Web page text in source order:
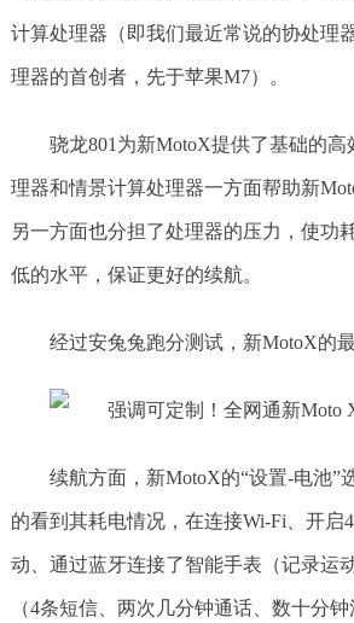
计算处理器（即我们最近常说的协处理
理器的首创者，先于苹果M7）。
骁龙801为新MotoX提供了基础的
理器和情景计算处理器一方面帮助新
另一方面也分担了处理器的压力，使功
低的水平，保证更好的续航。
经过安兔兔跑分测试，新MotoX的最
续航方面，新MotoX的“设置-电池”
的看到其耗电情况，在连接Wi-Fi、开启
动、通过蓝牙连接了智能手表（记录运
（4条短信、两次几分钟通话、数十分